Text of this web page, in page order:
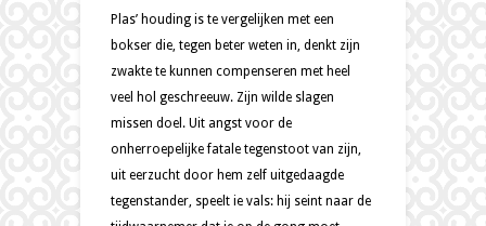
Plas’ houding is te vergelijken met een
bokser die, tegen beter weten in, denkt zijn
zwakte te kunnen compenseren met heel
veel hol geschreeuw. Zijn wilde slagen
missen doel. Uit angst voor de
onherroepelijke fatale tegenstoot van zijn,
uit eerzucht door hem zelf uitgedaagde
tegenstander, speelt ie vals: hij seint naar de